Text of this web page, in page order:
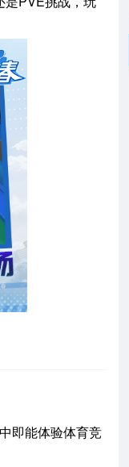
即能体验体育竞